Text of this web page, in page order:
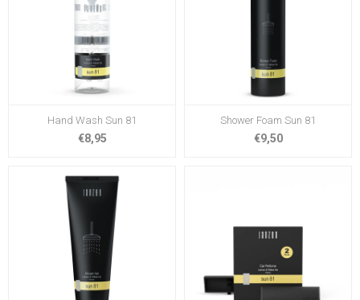
Hand Wash Sun 81
€8,95
Shower Foam Sun 81
€9,50